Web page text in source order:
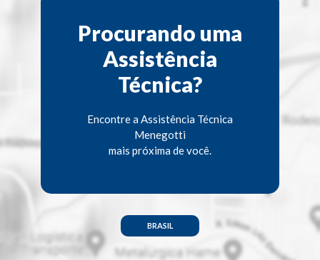
Procurando uma
Assistência
Técnica?
Encontre a Assistência Técnica
Menegotti
mais próxima de você.
BRASIL